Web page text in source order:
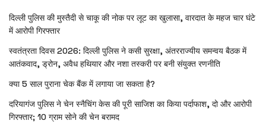
दिल्ली पुलिस की मुस्तैदी से चाकू की नोक पर लूट का खुलासा, वारदात के महज चार घंटे
में आरोपी गिरफ्तार
स्वतंत्रता दिवस 2026: दिल्ली पुलिस ने कसी सुरक्षा, अंतरराज्यीय समन्वय बैठक में
आतंकवाद, ड्रोन, अवैध हथियार और नशा तस्करी पर बनी संयुक्त रणनीति
क्या 5 साल पुराना चेक बैंक में लगाया जा सकता है?
दरियागंज पुलिस ने चेन स्नैचिंग केस की पूरी साजिश का किया पर्दाफाश, दो और आरोपी
गिरफ्तार; 10 ग्राम सोने की चेन बरामद